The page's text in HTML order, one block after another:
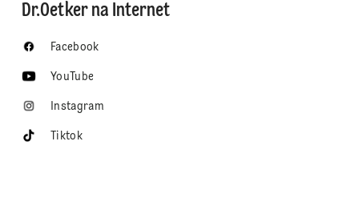
Dr.Oetker na Internet
Facebook
YouTube
Instagram
Tiktok